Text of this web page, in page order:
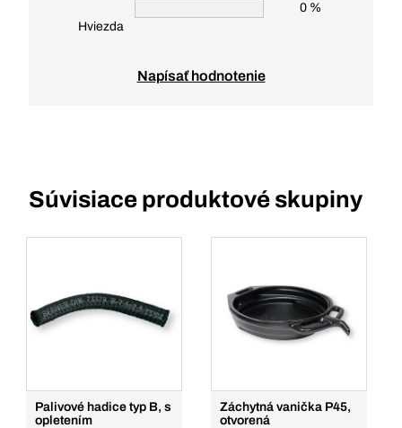
Hviezda
0 %
Napísať hodnotenie
Súvisiace produktové skupiny
Palivové hadice typ B, s
opletením
Záchytná vanička P45,
otvorená